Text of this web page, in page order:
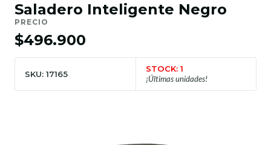
Saladero Inteligente Negro
PRECIO
$496.900
SKU: 17165
STOCK: 1
¡Últimas unidades!